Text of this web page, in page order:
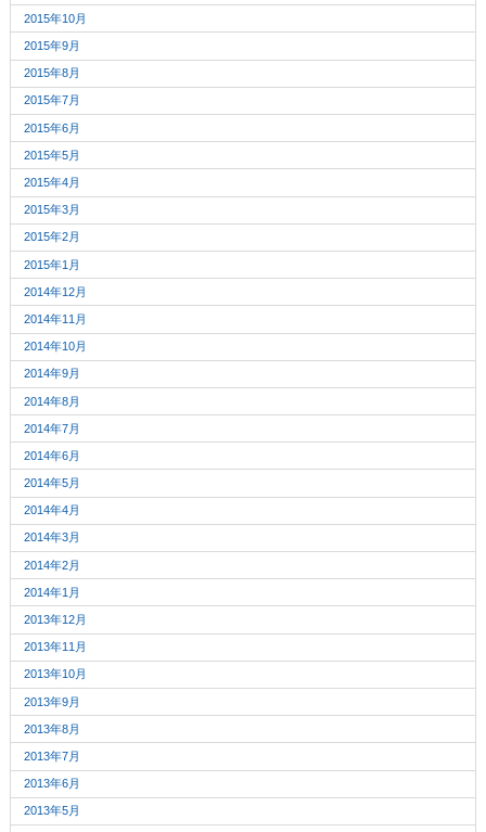
2015年10月
2015年9月
2015年8月
2015年7月
2015年6月
2015年5月
2015年4月
2015年3月
2015年2月
2015年1月
2014年12月
2014年11月
2014年10月
2014年9月
2014年8月
2014年7月
2014年6月
2014年5月
2014年4月
2014年3月
2014年2月
2014年1月
2013年12月
2013年11月
2013年10月
2013年9月
2013年8月
2013年7月
2013年6月
2013年5月